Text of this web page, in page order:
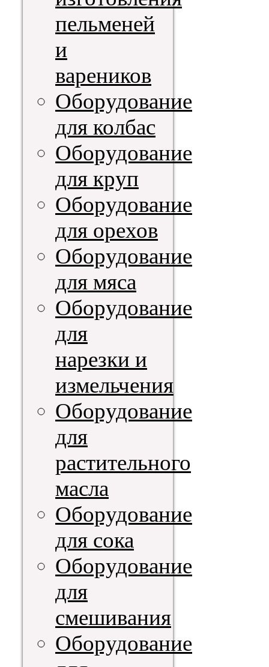
пельменей
и
вареников
Оборудование
для колбас
Оборудование
для круп
Оборудование
для орехов
Оборудование
для мяса
Оборудование
для
нарезки и
измельчения
Оборудование
для
растительного
масла
Оборудование
для сока
Оборудование
для
смешивания
Оборудование